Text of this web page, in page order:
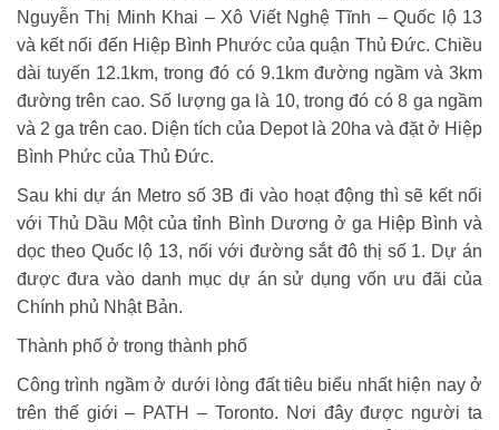
Nguyễn Thị Minh Khai – Xô Viết Nghệ Tĩnh – Quốc lộ 13
và kết nối đến Hiệp Bình Phước của quận Thủ Đức. Chiều
dài tuyến 12.1km, trong đó có 9.1km đường ngầm và 3km
đường trên cao. Số lượng ga là 10, trong đó có 8 ga ngầm
và 2 ga trên cao. Diện tích của Depot là 20ha và đặt ở Hiệp
Bình Phức của Thủ Đức.
Sau khi dự án Metro số 3B đi vào hoạt động thì sẽ kết nối
với Thủ Dầu Một của tỉnh Bình Dương ở ga Hiệp Bình và
dọc theo Quốc lộ 13, nối với đường sắt đô thị số 1. Dự án
được đưa vào danh mục dự án sử dụng vốn ưu đãi của
Chính phủ Nhật Bản.
Thành phố ở trong thành phố
Công trình ngầm ở dưới lòng đất tiêu biểu nhất hiện nay ở
trên thế giới – PATH – Toronto. Nơi đây được người ta